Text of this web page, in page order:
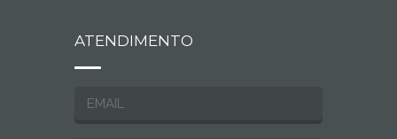
ATENDIMENTO